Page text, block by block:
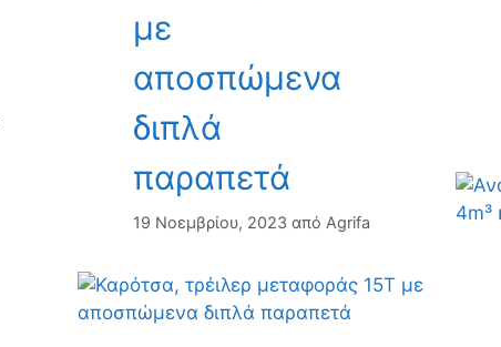
με
αποσπώμενα
διπλά
παραπετά
19 Νοεμβρίου, 2023 από Agrifa